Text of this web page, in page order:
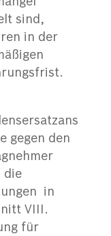
sind,
in der
gegen den
die
in
VIII.
für